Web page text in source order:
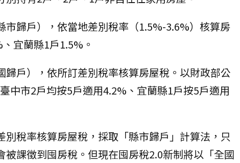
歸戶），依當地差別稅率（1.5%-3.6%）核算房
宜蘭縣1戶1.5%。
戶），依所訂差別稅率核算房屋稅。以財政部公
中市2戶均按5戶適用4.2%、宜蘭縣1戶按5戶適用
別稅率核算房屋稅，採取「縣市歸戶」計算法，只
課徵到囤房稅。但現在囤房稅2.0新制將以「全國